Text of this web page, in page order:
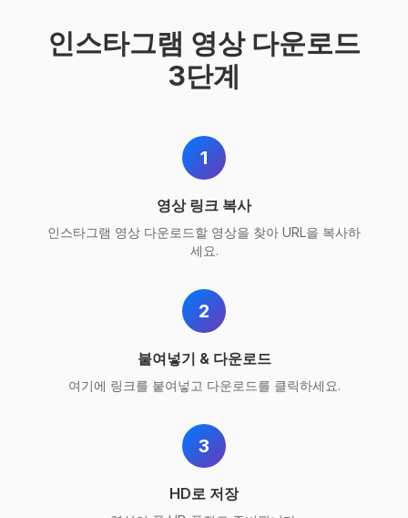
인스타그램 영상 다운로드
3단계
1
영상 링크 복사
인스타그램 영상 다운로드할 영상을 찾아 URL을 복사하
세요.
2
붙여넣기 & 다운로드
여기에 링크를 붙여넣고 다운로드를 클릭하세요.
3
HD로 저장